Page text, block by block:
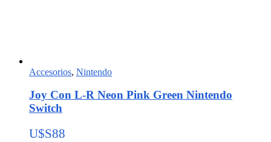
Accesorios, Nintendo
Joy Con L-R Neon Pink Green Nintendo
Switch
U$S88